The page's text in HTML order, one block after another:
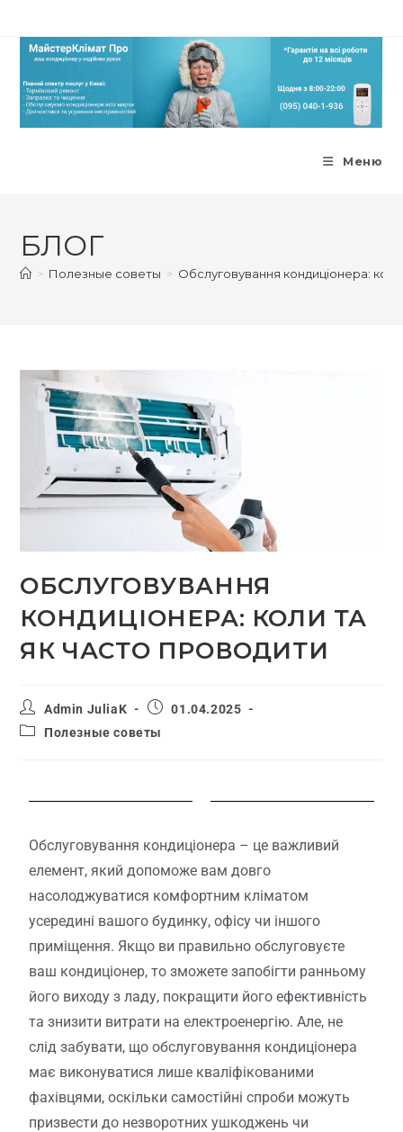
Меню
БЛОГ
> Полезные советы > Обслуговування кондиціонера:
ОБСЛУГОВУВАННЯ
КОНДИЦІОНЕРА: КОЛИ ТА
ЯК ЧАСТО ПРОВОДИТИ
Admin JuliaK
01.04.2025
Полезные советы
Обслуговування кондиціонера – це важливий
елемент, який допоможе вам довго
насолоджуватися комфортним кліматом
усередині вашого будинку, офісу чи іншого
приміщення. Якщо ви правильно обслуговуєте
ваш кондиціонер, то зможете запобігти ранньому
його виходу з ладу, покращити його ефективність
та знизити витрати на електроенергію. Але, не
слід забувати, що обслуговування кондиціонера
має виконуватися лише кваліфікованими
фахівцями, оскільки самостійні спроби можуть
призвести до незворотних ушкоджень чи